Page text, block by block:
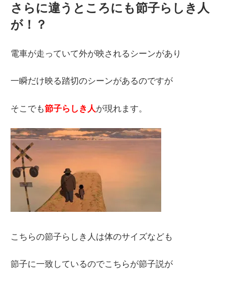
さらに違うところにも節子らしき人
が！？
電車が走っていて外が映されるシーンがあり
一瞬だけ映る踏切のシーンがあるのですが
そこでも節子らしき人が現れます。
こちらの節子らしき人は体のサイズなども
節子に一致しているのでこちらが節子説が